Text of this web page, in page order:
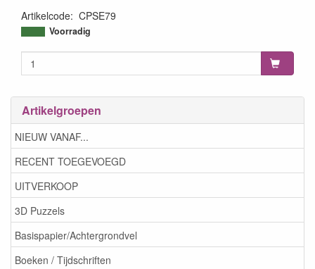
Artikelgroepen
NIEUW VANAF...
RECENT TOEGEVOEGD
UITVERKOOP
3D Puzzels
Basispapier/Achtergrondvel
Boeken / Tijdschriften
Artikelcode: CPSE79
4511338008911
Voorradig